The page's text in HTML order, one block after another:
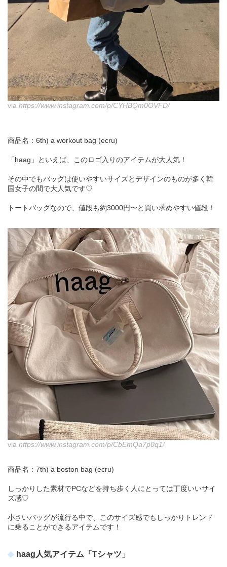
via https://www.instagram.com/p/CYHBQm0OVFD/
商品名：6th) a workout bag (ecru)
「haag」といえば、このロゴ入りのアイテムが大人気！
その中でもバッグは使いやすいサイズとデザインのものが多く韓
国女子の間で大人気です♡
トートバッグなので、値段も約3000円〜と買い求めやすい値段！
via https://www.instagram.com/p/CbEmQa7p0q1/
商品名：7th) a boston bag (ecru)
しっかりした素材でPCなどを持ち歩く人にとっては丁度いいサイ
ズ感♡
小さいバッグが流行る中で、このサイズ感でもしっかりトレンド
に乗ることができるアイテムです！
haag人気アイテム「Tシャツ」